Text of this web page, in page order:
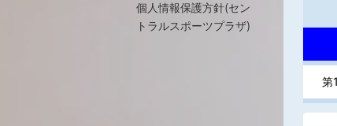
第
個人情報保護方針(セン
トラルスポーツプラザ)